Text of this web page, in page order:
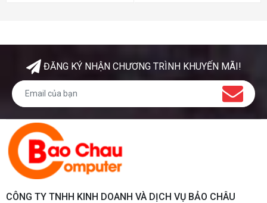
hoạt. Dễ dàng mở rộng phạm
nhấn của bộ mở rộng sóng.
vi phủ sóng Wi-Fi chỉ bằng nút
ĐĂNG KÝ NHẬN CHƯƠNG TRÌNH KHUYẾN MÃI!
CÔNG TY TNHH KINH DOANH VÀ DỊCH VỤ BẢO CHÂU